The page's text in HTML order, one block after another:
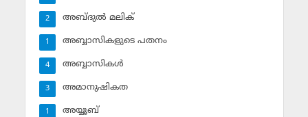
അബ്ദുല്‍ മലിക്‌
2
അബ്ബാസികളുടെ പതനം
1
അബ്ബാസികള്‍
4
അമാനുഷികത
3
അയ്യൂബ്‌
1